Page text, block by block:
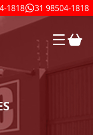
1818 31 98504-1818